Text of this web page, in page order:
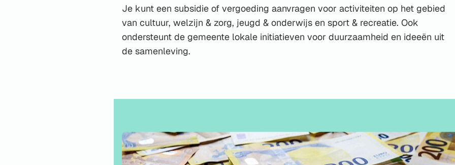
om
een
waarde
Je kunt een subsidie of vergoeding aanvragen voor activiteiten op het gebied
van cultuur, welzijn & zorg, jeugd & onderwijs en sport & recreatie. Ook
ondersteunt de gemeente lokale initiatieven voor duurzaamheid en ideeën uit
de samenleving.